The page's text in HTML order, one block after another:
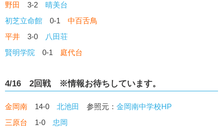
野田
3-2 晴美台
初芝立命館 0-1 中百舌鳥
平井 3-0
八田荘
賢明学院 0-1 庭代台
4/16 2回戦 ※情報お待ちしています。
金岡南 14-0 北池田 参照元： 金岡南中学校HP
三原台 1-0 忠岡